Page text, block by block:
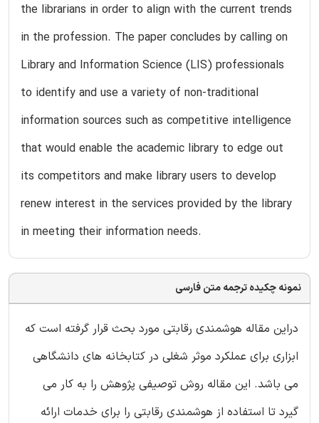
the librarians in order to align with the current trends
in the profession. The paper concludes by calling on
Library and Information Science (LIS) professionals
to identify and use a variety of non-traditional
information sources such as competitive intelligence
that would enable the academic library to edge out
its competitors and make library users to develop
renew interest in the services provided by the library
in meeting their information needs.
نمونه چکیده ترجمه متن فارسی
دراین مقاله هوشمندی رقابتی مورد بحث قرار گرفته است که
ابزاری برای عملکرد موثر شغلی در کتابخانه های دانشگاهی
می باشد. این مقاله روش توصیفی پژوهش را به کار می
گیرد تا استفاده از هوشمندی رقابتی را برای خدمات ارائه